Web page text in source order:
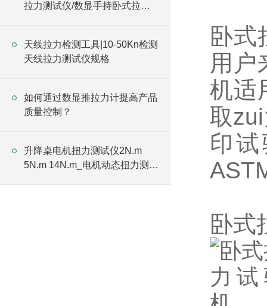
拉力测试仪/数显手持卧式拉力
天线拉力检测工具|10-50Kn检测
天线拉力测试仪规格
如何通过数显推拉力计提高产品
质量控制？
升降桌电机扭力测试仪2N.m
5N.m 14N.m_电机动态扭力测试
卧式
用户
机适
取
印
卧式